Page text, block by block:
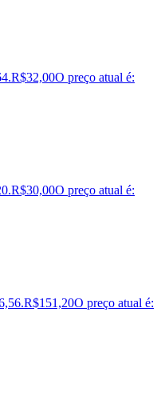
R$32,00O preço atual é:
R$30,00O preço atual é:
R$151,20O preço atual é: